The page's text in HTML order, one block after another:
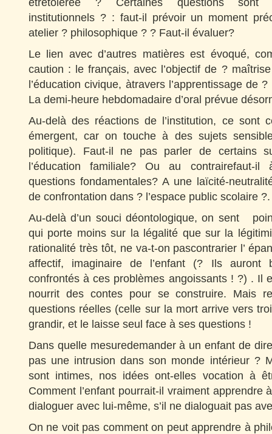
êtretolérée ? Certaines questions
institutionnels ? : faut-il prévoir un moment
atelier ? philosophique ? ? Faut-il évaluer?
Le lien avec d’autres matières est évoqué,
caution : le français, avec l’objectif de ?
l’éducation civique, àtravers l’apprentissage de
La demi-heure hebdomadaire d’oral prévue
Au-delà des réactions de l’institution, ce sont
émergent, car on touche à des sujets
politique). Faut-il ne pas parler de certains
l’éducation familiale? Ou au contrairefaut-
questions fondamentales? A une laïcité-
de confrontation dans ? l’espace public scolaire ?.
Au-delà d’un souci déontologique, on sent
qui porte moins sur la légalité que sur la
rationalité très tôt, ne va-t-on pascontrarier l’
affectif, imaginaire de l’enfant (? Ils auront
confrontés à ces problèmes angoissants ! ?) . Il
nourrit des contes pour se construire. Mais
questions réelles (celle sur la mort arrive vers
grandir, et le laisse seul face à ses questions !
Dans quelle mesuredemander à un enfant de
pas une intrusion dans son monde intérieur ?
sont intimes, nos idées ont-elles vocation à
Comment l’enfant pourrait-il vraiment apprendre
dialoguer avec lui-même, s’il ne dialoguait pas
On ne voit pas comment on peut apprendre à